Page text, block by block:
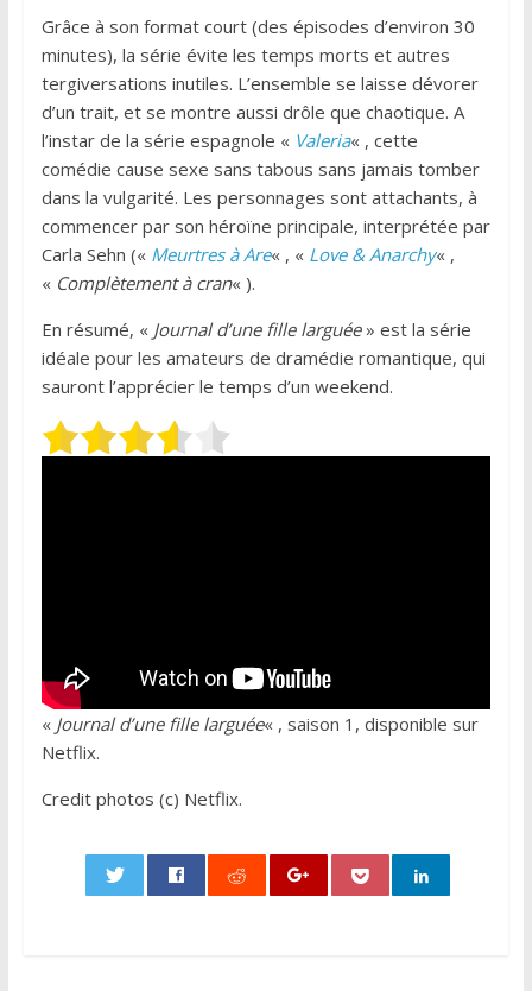
Grâce à son format court (des épisodes d’environ 30
minutes), la série évite les temps morts et autres
tergiversations inutiles. L’ensemble se laisse dévorer
d’un trait, et se montre aussi drôle que chaotique. A
l’instar de la série espagnole « Valeria« , cette
comédie cause sexe sans tabous sans jamais tomber
dans la vulgarité. Les personnages sont attachants, à
commencer par son héroïne principale, interprétée par
Carla Sehn (« Meurtres à Are« , « Love & Anarchy« ,
« Complètement à cran« ).
En résumé, « Journal d’une fille larguée» est la série
idéale pour les amateurs de dramédie romantique, qui
sauront l’apprécier le temps d’un weekend.
« Journal d’une fille larguée« , saison 1, disponible sur
Netflix.
Credit photos (c) Netflix.